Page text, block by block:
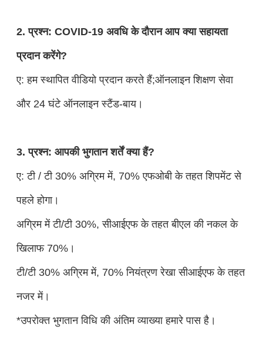
2. प्रश्न: COVID-19 अवधि के दौरान आप क्या सहायता
प्रदान करेंगे?
ए: हम स्थापित वीडियो प्रदान करते हैं;ऑनलाइन शिक्षण सेवा
और 24 घंटे ऑनलाइन स्टैंड-बाय।
3. प्रश्न: आपकी भुगतान शर्तें क्या हैं?
ए: टी / टी 30% अग्रिम में, 70% एफओबी के तहत शिपमेंट से
पहले होगा।
अग्रिम में टी/टी 30%, सीआईएफ के तहत बीएल की नकल के
खिलाफ 70%।
टी/टी 30% अग्रिम में, 70% नियंत्रण रेखा सीआईएफ के तहत
नजर में।
*उपरोक्त भुगतान विधि की अंतिम व्याख्या हमारे पास है।